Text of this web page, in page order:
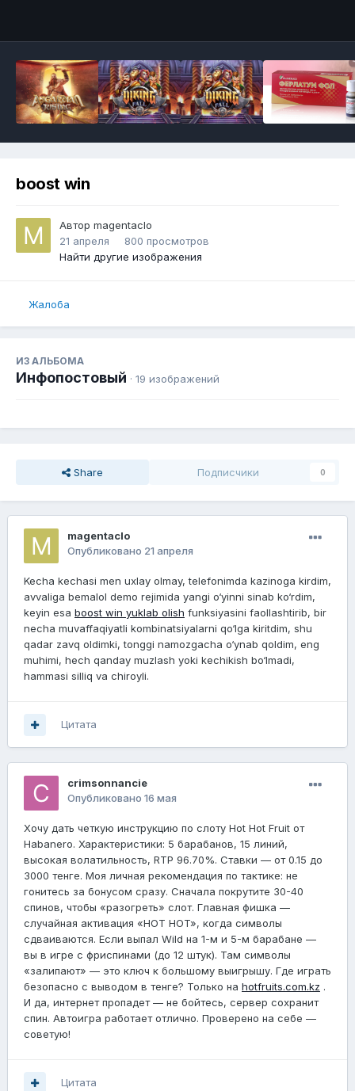
boost win
Автор magentaclo
21 апреля
800 просмотров
Найти другие изображения
Жалоба
ИЗ АЛЬБОМА
Инфопостовый · 19 изображений
Share Подписчики 0
magentaclo
Опубликовано 21 апреля
Kecha kechasi men uxlay olmay, telefonimda kazinoga kirdim,
avvaliga bemalol demo rejimida yangi o‘yinni sinab ko‘rdim,
keyin esa boost win yuklab olish funksiyasini faollashtirib, bir
necha muvaffaqiyatli kombinatsiyalarni qo‘lga kiritdim, shu
qadar zavq oldimki, tonggi namozgacha o‘ynab qoldim, eng
muhimi, hech qanday muzlash yoki kechikish bo‘lmadi,
hammasi silliq va chiroyli.
Цитата
crimsonnancie
Опубликовано 16 мая
Хочу дать четкую инструкцию по слоту Hot Hot Fruit от
Habanero. Характеристики: 5 барабанов, 15 линий,
высокая волатильность, RTP 96.70%. Ставки — от 0.15 до
3000 тенге. Моя личная рекомендация по тактике: не
гонитесь за бонусом сразу. Сначала покрутите 30-40
спинов, чтобы «разогреть» слот. Главная фишка —
случайная активация «HOT HOT», когда символы
сдваиваются. Если выпал Wild на 1-м и 5-м барабане —
вы в игре с фриспинами (до 12 штук). Там символы
«залипают» — это ключ к большому выигрышу. Где играть
безопасно с выводом в тенге? Только на hotfruits.com.kz .
И да, интернет пропадет — не бойтесь, сервер сохранит
спин. Автоигра работает отлично. Проверено на себе —
советую!
Цитата